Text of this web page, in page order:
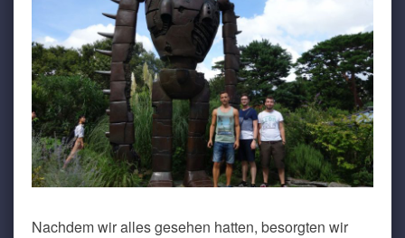
Nachdem wir alles gesehen hatten, besorgten wir